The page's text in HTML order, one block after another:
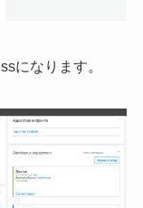
になります。